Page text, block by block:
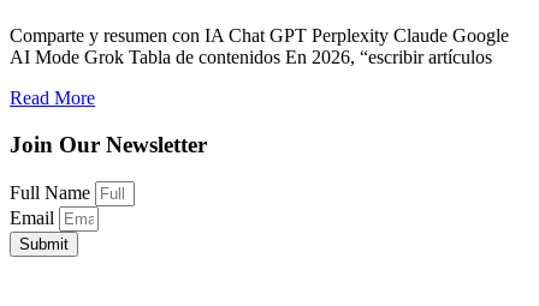
Comparte y resumen con IA Chat GPT Perplexity Claude Google
AI Mode Grok Tabla de contenidos En 2026, “escribir artículos
Read More
Join Our Newsletter
Full Name
Email
Submit